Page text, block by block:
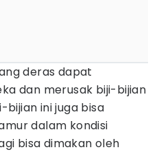
deras dapat
dan merusak biji-bijian
bijian ini juga bisa
dalam kondisi
bisa dimakan oleh